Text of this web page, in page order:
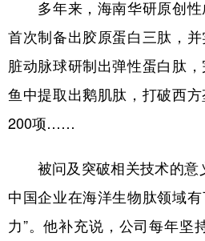
多年来，海南华研原创性
首次制备出胶原蛋白三肽，
脏动脉球研制出弹性蛋白肽
鱼中提取出鹅肌肽，打破西
200项……
被问及突破相关技术的意
中国企业在海洋生物肽领域
力”。他补充说，公司每年坚